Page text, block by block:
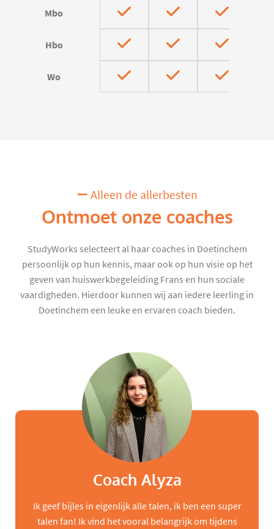
Mbo
Hbo
Wo
Alleen de allerbesten
Ontmoet onze coaches
StudyWorks selecteert al haar coaches in Doetinchem
persoonlijk op hun kennis, maar ook op hun visie op het
geven van huiswerkbegeleiding Frans en hun sociale
vaardigheden. Hierdoor kunnen wij aan iedere leerling in
Doetinchem een leuke en ervaren coach bieden.
Coach Alyza
Ik geef bijles in eigenlijk alle talen, ik ben een super
talen fan! Ik vind het vooral belangrijk om tijdens